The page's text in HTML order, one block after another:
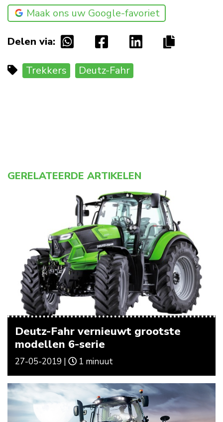
Maak ons uw Google-favoriet
Delen via:
Trekkers Deutz-Fahr
GERELATEERDE ARTIKELEN
Deutz-Fahr vernieuwt grootste
modellen 6-serie
27-05-2019 | 1 minuut